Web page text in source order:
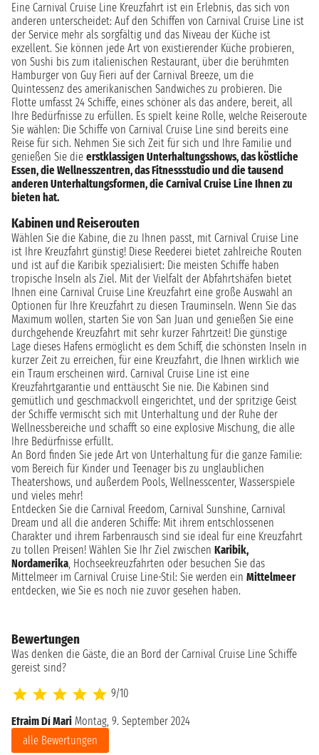
Eine Carnival Cruise Line Kreuzfahrt ist ein Erlebnis, das sich von
anderen unterscheidet: Auf den Schiffen von Carnival Cruise Line ist
der Service mehr als sorgfältig und das Niveau der Küche ist
exzellent. Sie können jede Art von existierender Küche probieren,
von Sushi bis zum italienischen Restaurant, über die berühmten
Hamburger von Guy Fieri auf der Carnival Breeze, um die
Quintessenz des amerikanischen Sandwiches zu probieren. Die
Flotte umfasst 24 Schiffe, eines schöner als das andere, bereit, all
Ihre Bedürfnisse zu erfüllen. Es spielt keine Rolle, welche Reiseroute
Sie wählen: Die Schiffe von Carnival Cruise Line sind bereits eine
Reise für sich. Nehmen Sie sich Zeit für sich und Ihre Familie und
genießen Sie die erstklassigen Unterhaltungsshows, das köstliche
Essen, die Wellnesszentren, das Fitnessstudio und die tausend
anderen Unterhaltungsformen, die Carnival Cruise Line Ihnen zu
bieten hat.
Kabinen und Reiserouten
Wählen Sie die Kabine, die zu Ihnen passt, mit Carnival Cruise Line
ist Ihre Kreuzfahrt günstig! Diese Reederei bietet zahlreiche Routen
und ist auf die Karibik spezialisiert: Die meisten Schiffe haben
tropische Inseln als Ziel. Mit der Vielfalt der Abfahrtshäfen bietet
Ihnen eine Carnival Cruise Line Kreuzfahrt eine große Auswahl an
Optionen für Ihre Kreuzfahrt zu diesen Trauminseln. Wenn Sie das
Maximum wollen, starten Sie von San Juan und genießen Sie eine
durchgehende Kreuzfahrt mit sehr kurzer Fahrtzeit! Die günstige
Lage dieses Hafens ermöglicht es dem Schiff, die schönsten Inseln in
kurzer Zeit zu erreichen, für eine Kreuzfahrt, die Ihnen wirklich wie
ein Traum erscheinen wird. Carnival Cruise Line ist eine
Kreuzfahrtgarantie und enttäuscht Sie nie. Die Kabinen sind
gemütlich und geschmackvoll eingerichtet, und der spritzige Geist
der Schiffe vermischt sich mit Unterhaltung und der Ruhe der
Wellnessbereiche und schafft so eine explosive Mischung, die alle
Ihre Bedürfnisse erfüllt.
An Bord finden Sie jede Art von Unterhaltung für die ganze Familie:
vom Bereich für Kinder und Teenager bis zu unglaublichen
Theatershows, und außerdem Pools, Wellnesscenter, Wasserspiele
und vieles mehr!
Entdecken Sie die Carnival Freedom, Carnival Sunshine, Carnival
Dream und all die anderen Schiffe: Mit ihrem entschlossenen
Charakter und ihrem Farbenrausch sind sie ideal für eine Kreuzfahrt
zu tollen Preisen! Wählen Sie Ihr Ziel zwischen Karibik,
Nordamerika, Hochseekreuzfahrten oder besuchen Sie das
Mittelmeer im Carnival Cruise Line-Stil: Sie werden ein Mittelmeer
entdecken, wie Sie es noch nie zuvor gesehen haben.
Bewertungen
Was denken die Gäste, die an Bord der Carnival Cruise Line Schiffe
gereist sind?
9/10
Efraim Di Mari Montag, 9. September 2024
alle Bewertungen